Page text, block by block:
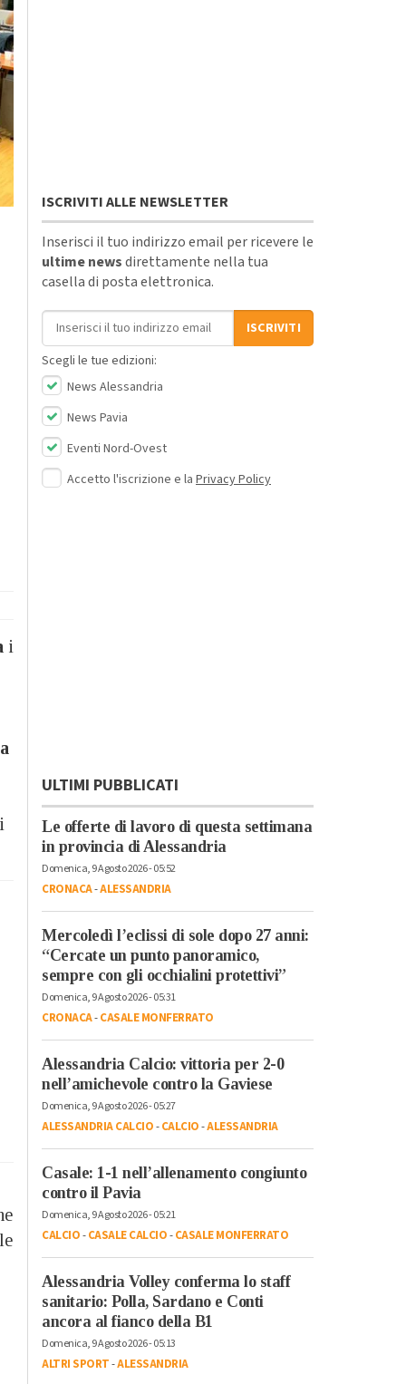
i
ISCRIVITI ALLE NEWSLETTER
Inserisci il tuo indirizzo email per ricevere le
ultime newsdirettamente nella tua
casella di posta elettronica.
Indirizzo email
ISCRIVITI
Scegli le tue edizioni:
News Alessandria
News Pavia
Eventi Nord-Ovest
Accetto l'iscrizione e la Privacy Policy
ULTIMI PUBBLICATI
Le offerte di lavoro di questa settimana
in provincia di Alessandria
Domenica, 9 Agosto 2026 - 05:52
CRONACA-ALESSANDRIA
Mercoledì l’eclissi di sole dopo 27 anni:
“Cercate un punto panoramico,
sempre con gli occhialini protettivi”
Domenica, 9 Agosto 2026 - 05:31
CRONACA-CASALE MONFERRATO
Alessandria Calcio: vittoria per 2-0
nell’amichevole contro la Gaviese
Domenica, 9 Agosto 2026 - 05:27
ALESSANDRIA CALCIO-CALCIO-ALESSANDRIA
Casale: 1-1 nell’allenamento congiunto
contro il Pavia
Domenica, 9 Agosto 2026 - 05:21
CALCIO-CASALE CALCIO-CASALE MONFERRATO
Alessandria Volley conferma lo staff
sanitario: Polla, Sardano e Conti
ancora al fianco della B1
Domenica, 9 Agosto 2026 - 05:13
ALTRI SPORT-ALESSANDRIA